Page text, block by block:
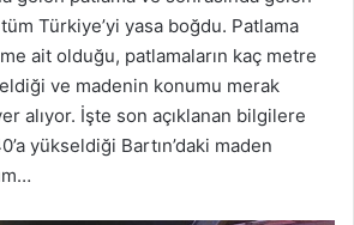
Türkiye’yi yasa boğdu. Patlama
ait olduğu, patlamaların kaç metre
ve madenin konumu merak
alıyor. İşte son açıklanan bilgilere
yükseldiği Bartın’daki maden